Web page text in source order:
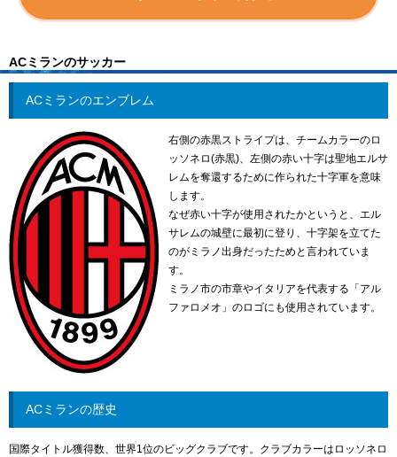
ACミランのサッカー
ACミランのエンブレム
右側の赤黒ストライプは、チームカラーのロ
ッソネロ(赤黒)、左側の赤い十字は聖地エルサ
レムを奪還するために作られた十字軍を意味
します。
なぜ赤い十字が使用されたかというと、エル
サレムの城壁に最初に登り、十字架を立てた
のがミラノ出身だったためと言われていま
す。
ミラノ市の市章やイタリアを代表する「アル
ファロメオ」のロゴにも使用されています。
ACミランの歴史
国際タイトル獲得数、世界1位のビッグクラブです。クラブカラーはロッソネロ